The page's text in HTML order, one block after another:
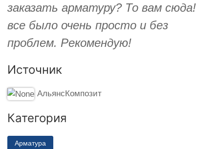
заказать арматуру? То вам сюда!
все было очень просто и без
проблем. Рекомендую!
Источник
АльянсКомпозит
Категория
Арматура